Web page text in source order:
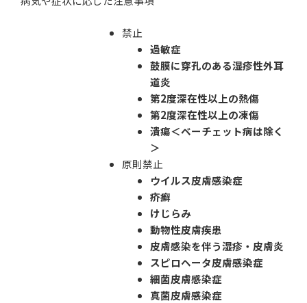
禁止
過敏症
鼓膜に穿孔のある湿疹性外耳
道炎
第2度深在性以上の熱傷
第2度深在性以上の凍傷
潰瘍＜ベーチェット病は除く
＞
原則禁止
ウイルス皮膚感染症
疥癬
けじらみ
動物性皮膚疾患
皮膚感染を伴う湿疹・皮膚炎
スピロヘータ皮膚感染症
細菌皮膚感染症
真菌皮膚感染症